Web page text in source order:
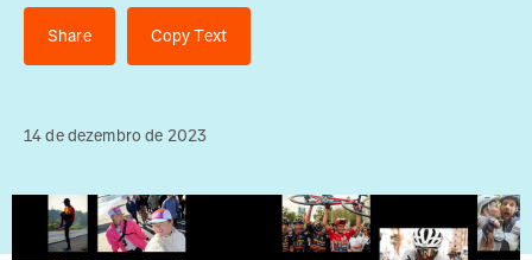
Share Copy Text
14 de dezembro de 2023